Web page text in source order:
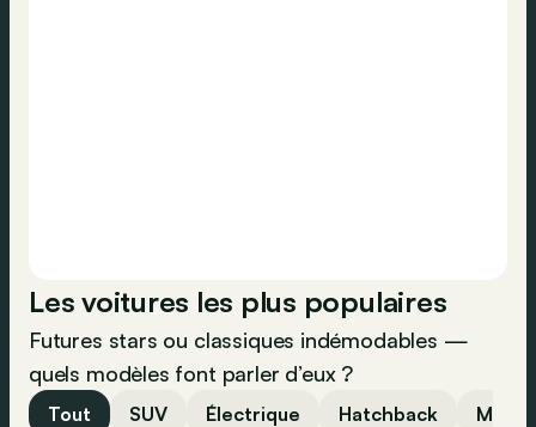
Les voitures les plus populaires
Futures stars ou classiques indémodables —
quels modèles font parler d’eux ?
Tout SUV Électrique Hatchback